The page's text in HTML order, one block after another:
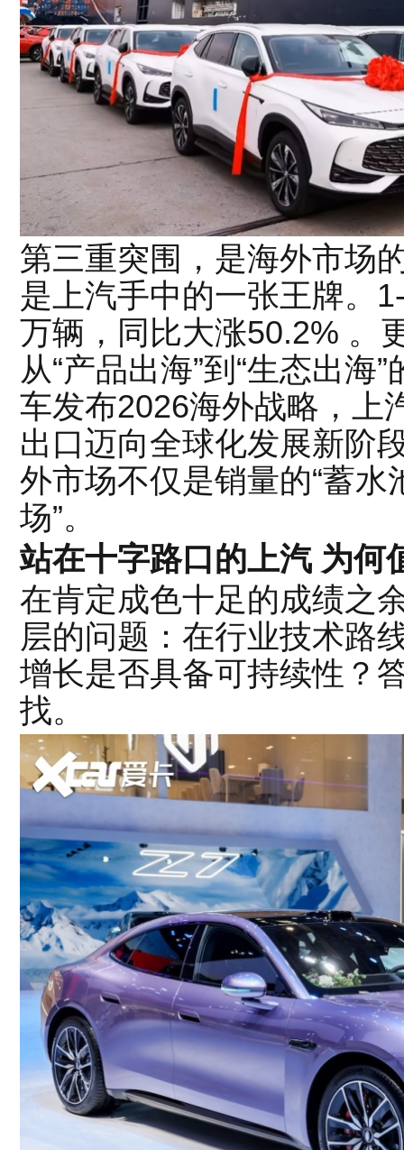
第三重突围，是海外市场
是上汽手中的一张王牌。
万辆，同比大涨50.2% 。
从“产品出海”到“生态出海
车发布2026海外战略，上
出口迈向全球化发展新阶
外市场不仅是销量的“蓄水
场”。
站在十字路口的上汽 为何
在肯定成色十足的成绩之
层的问题：在行业技术路
增长是否具备可持续性？
找。